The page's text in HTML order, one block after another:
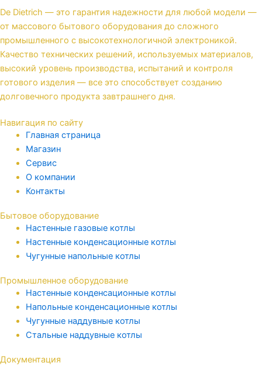
De Dietrich — это гарантия надежности для любой модели —
от массового бытового оборудования до сложного
промышленного с высокотехнологичной электроникой.
Качество технических решений, используемых материалов,
высокий уровень производства, испытаний и контроля
готового изделия — все это способствует созданию
долговечного продукта завтрашнего дня.
Навигация по сайту
Главная страница
Магазин
Сервис
О компании
Контакты
Бытовое оборудование
Настенные газовые котлы
Настенные конденсационные котлы
Чугунные напольные котлы
Промышленное оборудование
Настенные конденсационные котлы
Напольные конденсационные котлы
Чугунные наддувные котлы
Стальные наддувные котлы
Документация